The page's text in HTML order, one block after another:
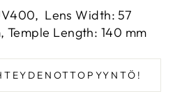
Lens Width: 57
Length: 140 mm